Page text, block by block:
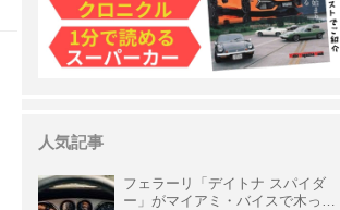
人気記事
フェラーリ「デイトナ スパイダ
ー」がマイアミ・バイスで木っ端